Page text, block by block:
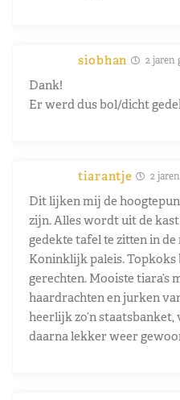
siobhan 2 jaren
Dank!
Er werd dus bol/dicht
tiarantje 2
Dit lijken mij de
zijn. Alles wordt uit de kast
gedekte tafel te zitten in
Koninklijk paleis.
gerechten. Mooiste tiara’s
haardrachten en jurken
heerlijk zo’n staatsbanket,
daarna lekker weer